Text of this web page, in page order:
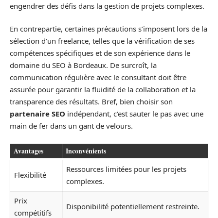
engendrer des défis dans la gestion de projets complexes.
En contrepartie, certaines précautions s’imposent lors de la
sélection d’un freelance, telles que la vérification de ses
compétences spécifiques et de son expérience dans le
domaine du SEO à Bordeaux. De surcroît, la
communication régulière avec le consultant doit être
assurée pour garantir la fluidité de la collaboration et la
transparence des résultats. Bref, bien choisir son
partenaire SEO indépendant, c’est sauter le pas avec une
main de fer dans un gant de velours.
Avantages Inconvénients
Flexibilité
Ressources limitées pour les projets
complexes.
Prix
compétitifs
Disponibilité potentiellement restreinte.